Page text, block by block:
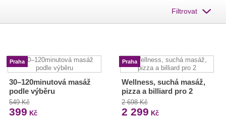
Filtrovat
Praha
30–120minutová masáž
podle výběru
549 Kč
399 Kč
Praha
Wellness, suchá masáž,
pizza a billiard pro 2
2 698 Kč
2 299 Kč